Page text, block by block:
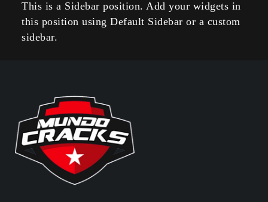
This is a Sidebar position. Add your widgets in
this position using Default Sidebar or a custom
sidebar.